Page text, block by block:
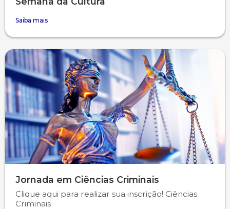
Saiba mais
Jornada em Ciências Criminais
Clique aqui para realizar sua inscrição! Ciências
Criminais